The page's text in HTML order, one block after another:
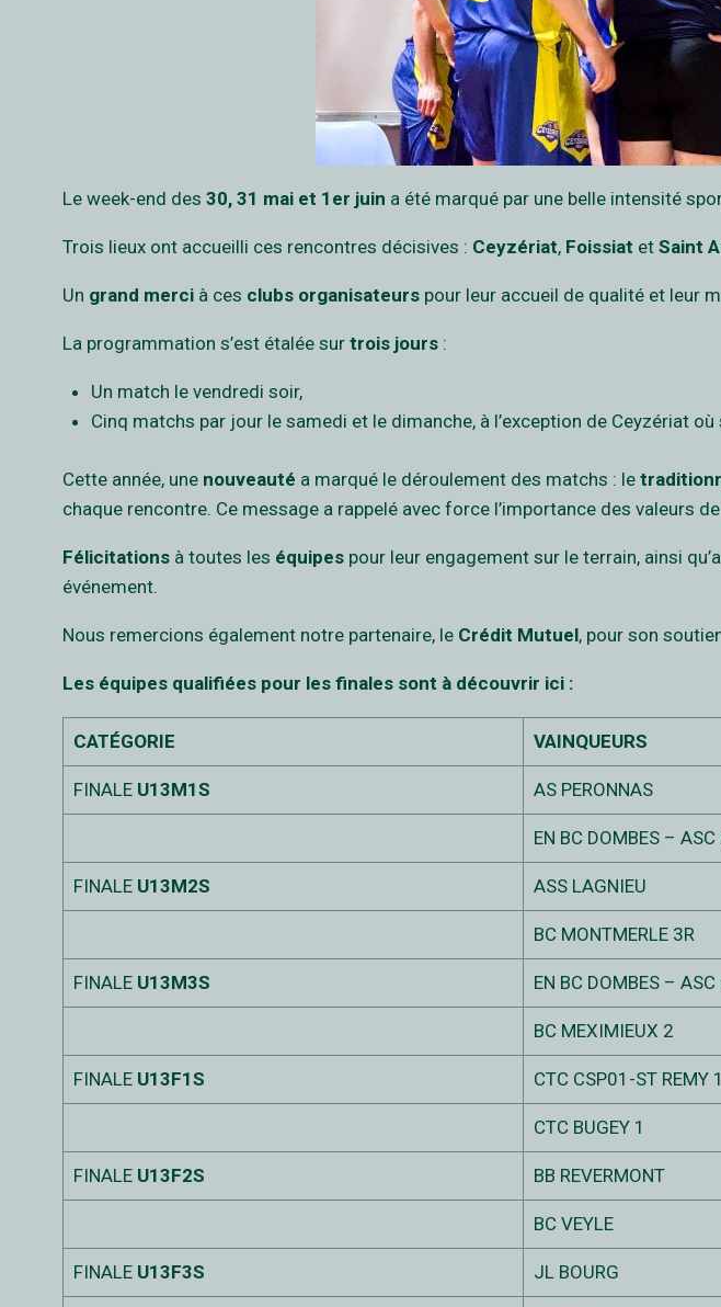
Le week-end des 30, 31 mai et 1er juin a été marqué par une belle intensité
Trois lieux ont accueilli ces rencontres décisives : Ceyzériat, Foissiat et Saint
Un grand merci à ces clubs organisateurs pour leur accueil de qualité et leur
La programmation s’est étalée sur trois jours :
Un match le vendredi soir,
Cinq matchs par jour le samedi et le dimanche, à l’exception de Ceyzériat
Cette année, une nouveauté a marqué le déroulement des matchs : le
chaque rencontre. Ce message a rappelé avec force l’importance des valeurs de
Félicitations à toutes les équipes pour leur engagement sur le terrain, ainsi
événement.
Nous remercions également notre partenaire, le Crédit Mutuel, pour son
Les équipes qualifiées pour les finales sont à découvrir ici :
CATÉGORIE VAINQUEURS
FINALE U13M1S AS PERONNAS
EN BC DOMBES – ASC
FINALE U13M2S ASS LAGNIEU
BC MONTMERLE 3R
FINALE U13M3S EN BC DOMBES –
BC MEXIMIEUX 2
FINALE U13F1S CTC CSP01-ST REMY 1
CTC BUGEY 1
FINALE U13F2S BB REVERMONT
BC VEYLE
FINALE U13F3S JL BOURG